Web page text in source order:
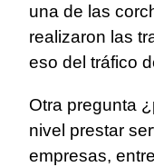
una de las
realizaron las
eso del tráfico
Otra pregunta
nivel prestar
empresas,